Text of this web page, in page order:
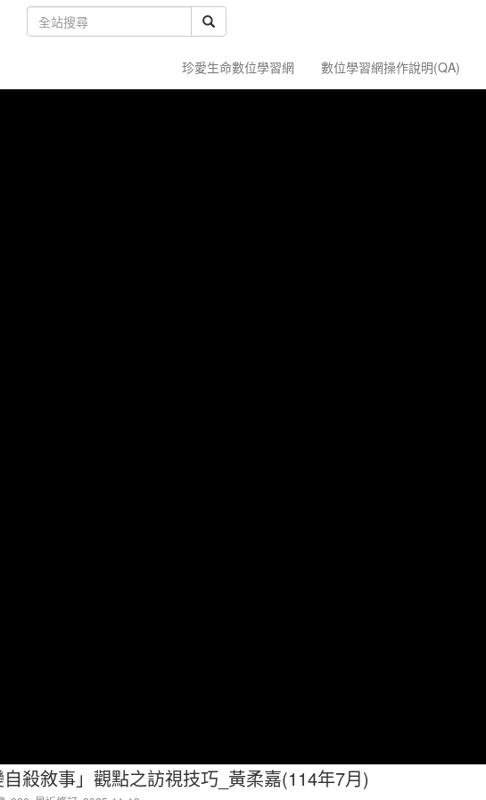
珍愛生命數位學習網 數位學習網操作說明(QA)
殺敘事」觀點之訪視技巧_黃柔嘉(114年7月)